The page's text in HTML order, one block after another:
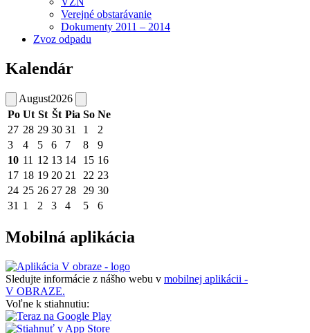
Verejné obstarávanie
Dokumenty 2011 – 2014
Zvoz odpadu
Kalendár
August2026
Po Ut St Št Pia So Ne
27 28 29 30 31 1
2
3
4 5 6 7 8
9
10 11 12 13 14 15 16
17 18 19 20 21 22 23
24 25 26 27 28 29 30
31 1 2 3 4 5 6
Mobilná aplikácia
Sledujte informácie z nášho webu v mobilnej aplikácii -
V OBRAZE.
Voľne k stiahnutiu: